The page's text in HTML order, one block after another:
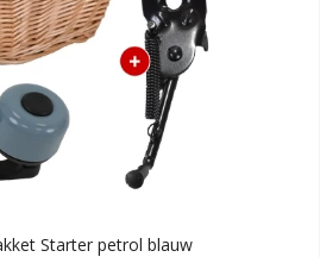
Starter petrol blauw